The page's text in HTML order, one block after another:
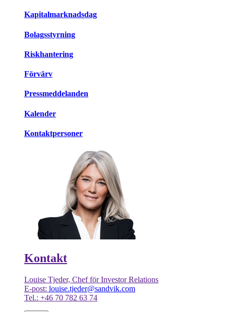
Kapitalmarknadsdag
Bolagsstyrning
Riskhantering
Förvärv
Pressmeddelanden
Kalender
Kontaktpersoner
Kontakt
Louise Tjeder, Chef för Investor Relations
E-post: louise.tjeder@sandvik.com
Tel.: +46 70 782 63 74